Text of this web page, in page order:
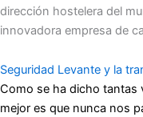
dirección hostelera del
innovadora empresa de
Seguridad Levante y la
Como se ha dicho tantas
mejor es que nunca nos